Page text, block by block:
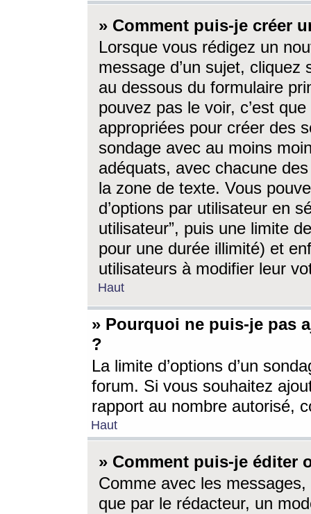
» Comment puis-je créer
Lorsque vous rédigez un
message d’un sujet, cliquez
au dessous du formulaire
pouvez pas le voir, c’est
appropriées pour créer des
sondage avec au moins
adéquats, avec chacune
la zone de texte. Vous
d’options par utilisateur en
utilisateur”, puis une limite
pour une durée illimité) et
utilisateurs à modifier leur
Haut
» Pourquoi ne puis-je pas
?
La limite d’options d’un
forum. Si vous souhaitez
rapport au nombre autorisé,
Haut
» Comment puis-je éditer
Comme avec les
que par le rédacteur, un